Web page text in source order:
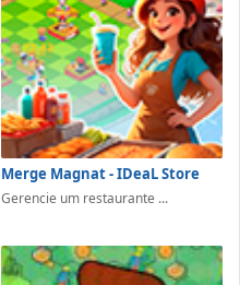
Merge Magnat - IDeaL Store
Gerencie um restaurante ...